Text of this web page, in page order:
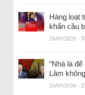
Hàng loạt
khẩn cầu
28/05/2026 -
“Nhà là
Lâm
24/05/2026 -